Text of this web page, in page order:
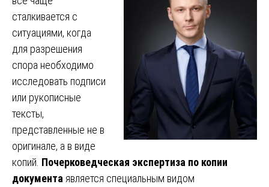
сталкивается с
ситуациями, когда
для разрешения
спора необходимо
исследовать подписи
или рукописные
тексты,
представленные не в
оригинале, а в виде
копий. Почерковедческая экспертиза по копии
документа является специальным видом